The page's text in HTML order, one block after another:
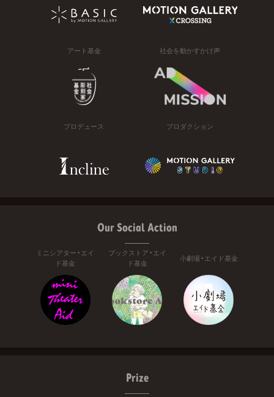
アート基金 社会を動かすかけ声
プロデュース プロダクション
Our Social Action
ミニシアター・エイ
ド基金
ブックストア・エイ
ド基金
小劇場・エイド基金
Prize